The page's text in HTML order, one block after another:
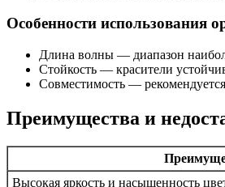
Особенности использования
Длина волны — диапазон
Стойкость — красители
Совместимость —
Преимущества и
Высокая яркость и насыщенность